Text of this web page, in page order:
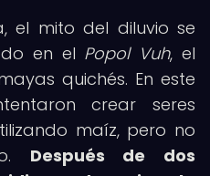
el mito del diluvio se
en el Popol Vuh, el
quichés. En este
crear seres
maíz, pero no
Después de dos